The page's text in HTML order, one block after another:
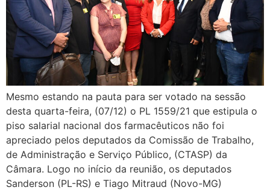
Mesmo estando na pauta para ser votado na sessão
desta quarta-feira, (07/12) o PL 1559/21 que estipula o
piso salarial nacional dos farmacêuticos não foi
apreciado pelos deputados da Comissão de Trabalho,
de Administração e Serviço Público, (CTASP) da
Câmara. Logo no início da reunião, os deputados
Sanderson (PL-RS) e Tiago Mitraud (Novo-MG)